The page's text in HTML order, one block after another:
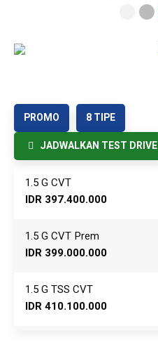
5
PROMO
8 TIPE
JADWALKAN TEST DRIVE
1.5 G CVT
IDR 397.400.000
1.5 G CVT Prem
IDR 399.000.000
1.5 G TSS CVT
IDR 410.100.000